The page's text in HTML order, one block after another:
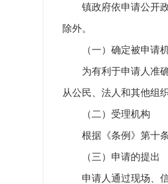
镇政府依申请公开
除外。
（一）确定被申请
为有利于申请人准
从公民、法人和其他组
（二）受理机构
根据《条例》第十
（三）申请的提出
申请人通过现场、